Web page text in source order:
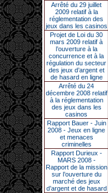
Arrêté du 29 juillet
2009 relatif à la
réglementation des
jeux dans les casinos
Projet de Loi du 30
mars 2009 relatif à
l’ouverture à la
concurrence et à la
régulation du secteur
des jeux d’argent et
de hasard en ligne
Arrêté du 24
décembre 2008 relatif
à la réglementation
des jeux dans les
casinos
Rapport Bauer - Juin
2008 - Jeux en ligne
et menaces
criminelles
Rapport Durieux -
MARS 2008 -
Rapport de la mission
sur l’ouverture du
marché des jeux
d’argent et de hasard